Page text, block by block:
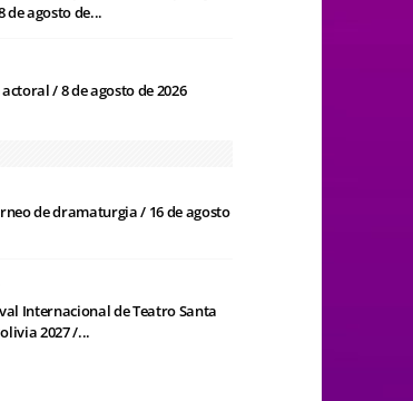
de agosto de...
/ 8 de agosto de 2026
de dramaturgia / 16 de agosto
Internacional de Teatro Santa
2027 /...